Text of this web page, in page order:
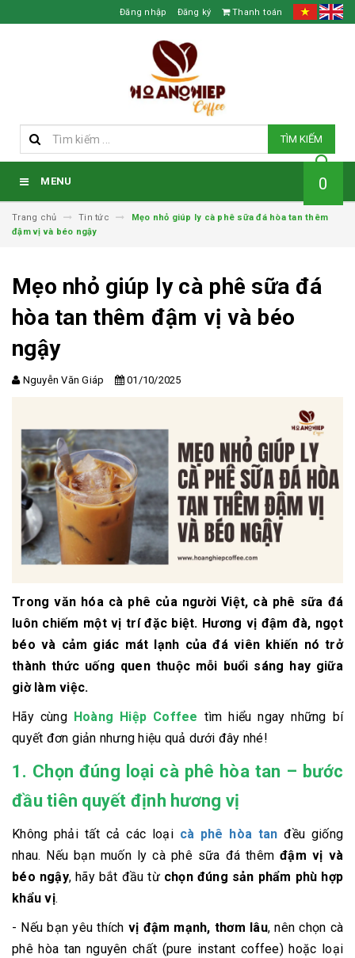
Đăng nhập Đăng ký Thanh toán
TÌM KIẾM
MENU 0
Trang chủ Tin tức
Mẹo nhỏ giúp ly cà phê sữa đá hòa tan thêm
đậm vị và béo ngậy
Mẹo nhỏ giúp ly cà phê sữa đá
hòa tan thêm đậm vị và béo
ngậy
Nguyễn Văn Giáp 01/10/2025
Trong văn hóa cà phê của người Việt, cà phê sữa đá
luôn chiếm một vị trí đặc biệt. Hương vị đậm đà, ngọt
béo và cảm giác mát lạnh của đá viên khiến nó trở
thành thức uống quen thuộc mỗi buổi sáng hay giữa
giờ làm việc.
Hãy cùng Hoàng Hiệp Coffee tìm hiểu ngay những bí
quyết đơn giản nhưng hiệu quả dưới đây nhé!
1. Chọn đúng loại cà phê hòa tan – bước
đầu tiên quyết định hương vị
Không phải tất cả các loại cà phê hòa tan đều giống
nhau. Nếu bạn muốn ly cà phê sữa đá thêmđậm vị và
béo ngậy, hãy bắt đầu từ chọn đúng sản phẩm phù hợp
khẩu vị.
- Nếu bạn yêu thích vị đậm mạnh, thơm lâu, nên chọn cà
phê hòa tan nguyên chất (pure instant coffee) hoặc loại